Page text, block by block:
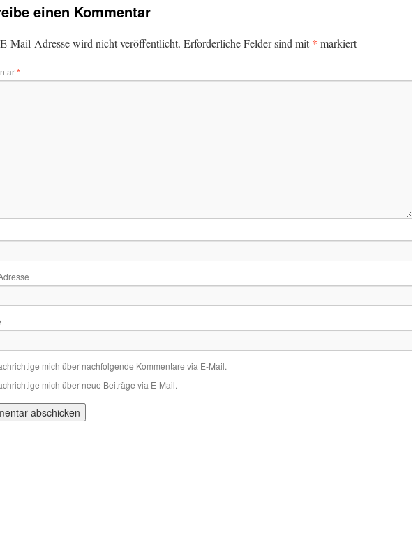
einen Kommentar
Mail-Adresse wird nicht veröffentlicht. Erforderliche Felder sind mit* markiert
*
mich über nachfolgende Kommentare via E-Mail.
mich über neue Beiträge via E-Mail.